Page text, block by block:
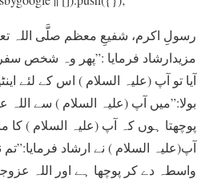
رسولِ اکرم، شفيعِ معظم صلَّی اللہ
مزیدارشاد فرمایا :”پھر وہ شخص
آيا تو آپ (علیہ السلام ) اس کے لئے
بولا:”ميں آپ (علیہ السلام ) سے
پوچھتا ہوں کہ آپ (علیہ السلام ) کا
آپ(علیہ السلام ) نے ارشاد
واسطہ دے کر پوچھا ہے اور اللہ